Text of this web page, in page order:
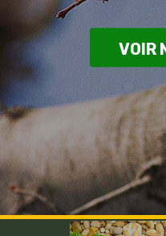
VOIR